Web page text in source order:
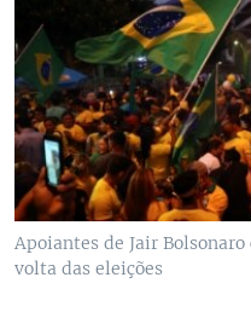
Apoiantes de Jair
volta das eleições